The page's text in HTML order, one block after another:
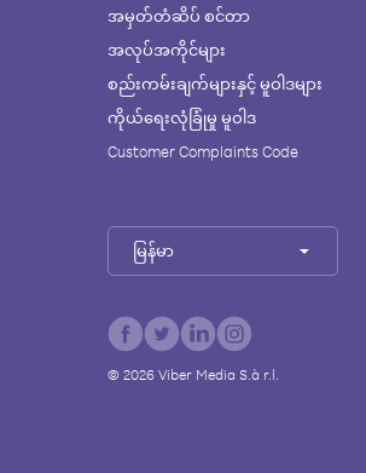
အမှတ်တံဆိပ် စင်တာ
အလုပ်အကိုင်များ
စည်းကမ်းချက်များနှင့် မူဝါဒများ
ကိုယ်ရေးလုံခြုံမှု မူဝါဒ
Customer Complaints Code
မြန်မာ
© 2026Viber Media S.à r.l.